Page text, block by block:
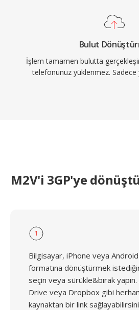
Bulut
İşlem tamamen bulutta
telefonunuz yüklenmez. Sadece
M2V'i 3GP'ye
1
Bilgisayar, iPhone veya Android
formatına dönüştürmek
seçin veya sürükle&bırak
Drive veya Dropbox gibi
kaynaktan bir link